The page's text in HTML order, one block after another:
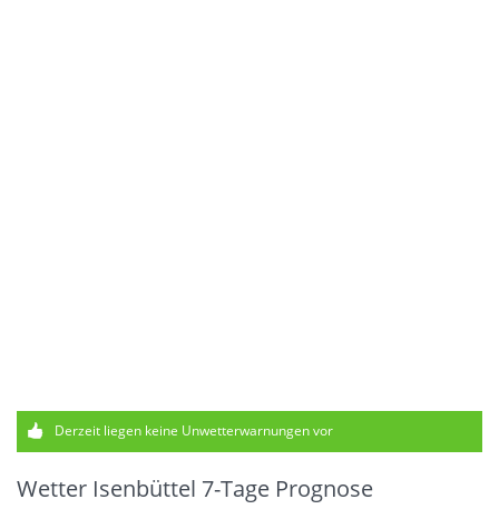
Derzeit liegen keine Unwetterwarnungen vor
Wetter Isenbüttel 7-Tage Prognose